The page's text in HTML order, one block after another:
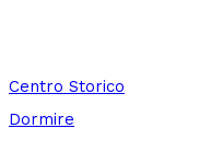
Centro Storico
Dormire